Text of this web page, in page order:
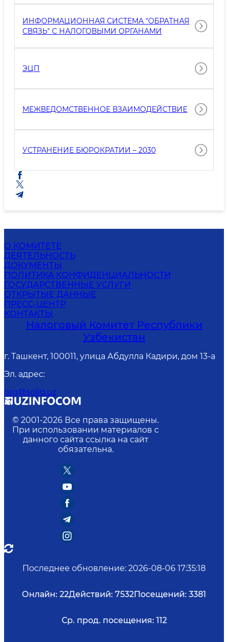
ИНФОРМАЦИОННАЯ СИСТЕМА "ОБРАТНАЯ
СВЯЗЬ" С НАЛОГОВЫМИ ОРГАНАМИ
ЭЦП
МЕЖВЕДОМСТВЕННОЕ ВЗАИМОДЕЙСТВИЕ
УСТРАНЕНИЕ БЮРОКРАТИИ – 2030
О КОМИТЕТЕ
ДЕЯТЕЛЬНОСТЬ
ДОКУМЕНТЫ
ПОЛИТИКА КОНФИДЕНЦИАЛЬНОСТИ
ГОСУДАРСТВЕННЫЕ УСЛУГИ
ОТКРЫТЫЕ ДАННЫЕ
ПРЕСС-ЦЕНТР
КОНТАКТЫ
Налоговый Комитет Республики
Узбекистан
г. Ташкент, 100011, улица Абдулла Кадири, дом 13-а
Эл. адрес:
org@soliq.uz
© 2001-2026 Все права защищены.
При использовании материалов с
данного сайта ссылка на сайт
обязательна.
Последнее обновление: 2026-08-06 17:35:18
Онлайн: 22Действий: 7532Посещений: 3381
Ср. прод. посещения: 112